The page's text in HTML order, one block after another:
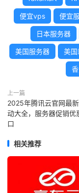
便宜vps 便宜
日本服务器
美国服务器 美
上一篇
2025年腾讯云官网最
动大全，服务器促销优
口
相关推荐